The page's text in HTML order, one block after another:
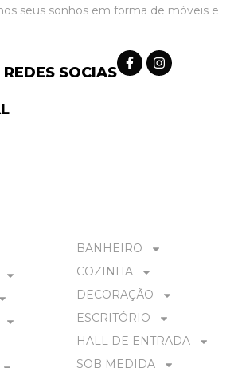
seus sonhos em forma de móveis e
BANHEIRO
COZINHA
DECORAÇÃO
ESCRITÓRIO
HALL DE ENTRADA
SOB MEDIDA
SOCIAS